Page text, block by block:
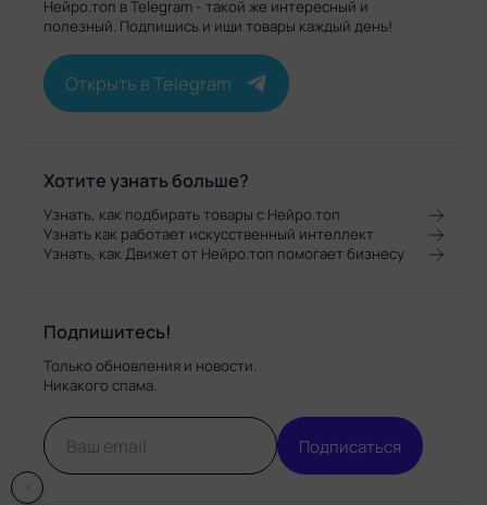
Нейро.топ в Telegram - такой же интересный и
полезный. Подпишись и ищи товары каждый день!
Открыть в Telegram
Хотите узнать больше?
Узнать, как подбирать товары с Нейро.топ
Узнать как работает искусственный интеллект
Узнать, как Движет от Нейро.топ помогает бизнесу
Подпишитесь!
Только обновления и новости.
Никакого спама.
Подписаться